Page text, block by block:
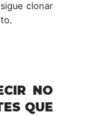
clonar
NO
QUE